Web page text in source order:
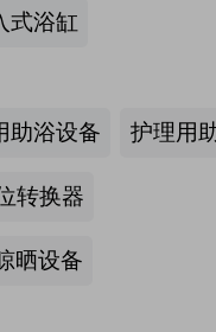
式浴缸
助浴设备 护理用
转换器
晒设备
机构“一件事”上线